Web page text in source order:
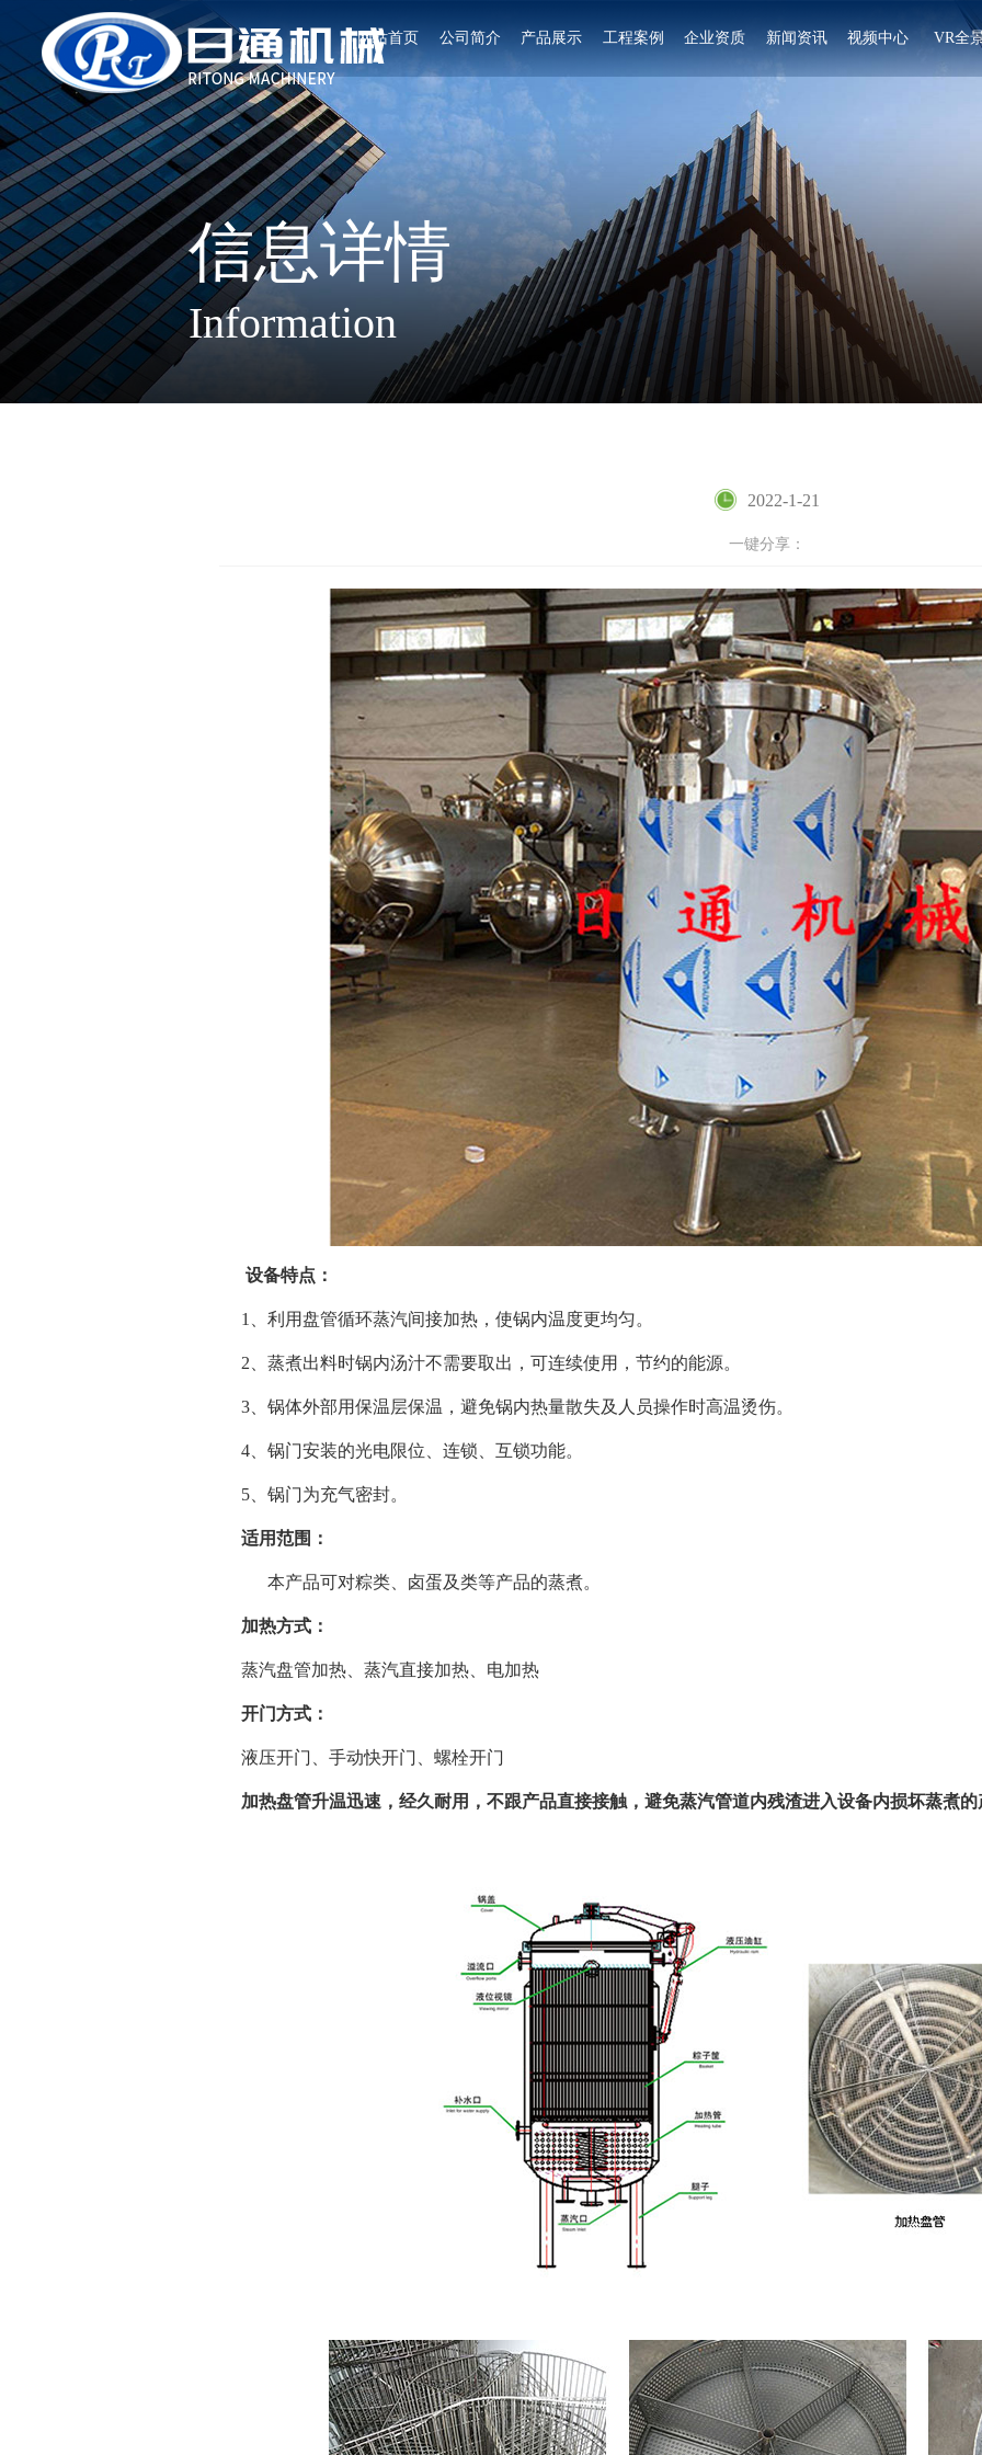
网站首页 公司简介 产品展示 工程案例 企业资质 新闻资讯 视频中心 VR全
信息详情
Information
2022-1-21
一键分享：
设备特点：
1、利用盘管循环蒸汽间接加热，使锅内温度更均匀。
2、蒸煮出料时锅内汤汁不需要取出，可连续使用，节约的能源。
3、锅体外部用保温层保温，避免锅内热量散失及人员操作时高温烫伤。
4、锅门安装的光电限位、连锁、互锁功能。
5、锅门为充气密封。
适用范围：
本产品可对粽类、卤蛋及类等产品的蒸煮。
加热方式：
蒸汽盘管加热、蒸汽直接加热、电加热
开门方式：
液压开门、手动快开门、螺栓开门
加热盘管升温迅速，经久耐用，不跟产品直接接触，避免蒸汽管道内残渣进入设备内损坏蒸煮